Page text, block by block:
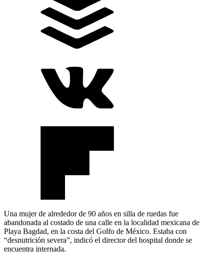
Una mujer de alrededor de 90 años en silla de ruedas fue
abandonada al costado de una calle en la localidad mexicana de
Playa Bagdad, en la costa del Golfo de México. Estaba con
“desnutrición severa”, indicó el director del hospital donde se
encuentra internada.